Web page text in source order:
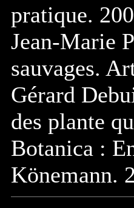
pratique.
Jean-Marie
sauvages.
Gérard
des plante
Botanica :
Könemann.